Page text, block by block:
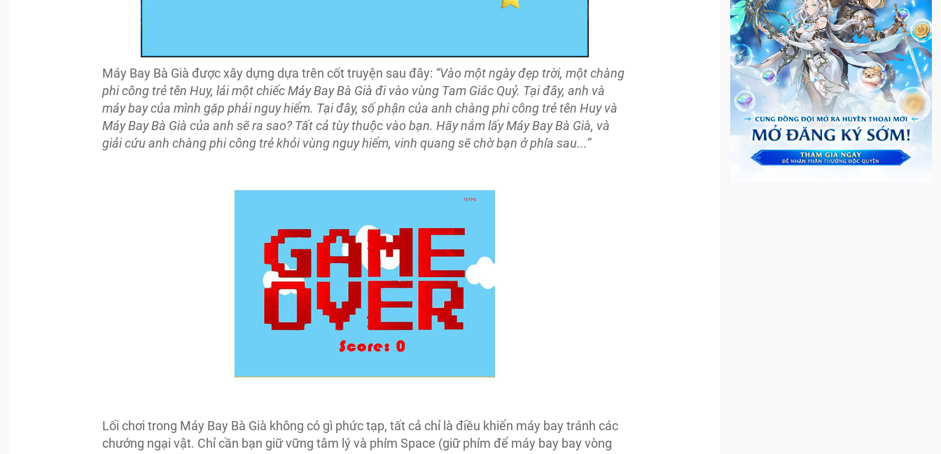
Máy Bay Bà Già được xây dựng dựa trên cốt truyện sau đây: “Vào một ngày đẹp trời, một chàng
phi công trẻ tên Huy, lái một chiếc Máy Bay Bà Già đi vào vùng Tam Giác Quỷ. Tại đây, anh và
máy bay của mình gặp phải nguy hiểm. Tại đây, số phận của anh chàng phi công trẻ tên Huy và
Máy Bay Bà Già của anh sẽ ra sao? Tất cả tùy thuộc vào bạn. Hãy nắm lấy Máy Bay Bà Già, và
giải cứu anh chàng phi công trẻ khỏi vùng nguy hiểm, vinh quang sẽ chờ bạn ở phía sau...”
Lối chơi trong Máy Bay Bà Già không có gì phức tạp, tất cả chỉ là điều khiển máy bay tránh các
chướng ngại vật. Chỉ cần bạn giữ vững tâm lý và phím Space (giữ phím để máy bay bay vòng